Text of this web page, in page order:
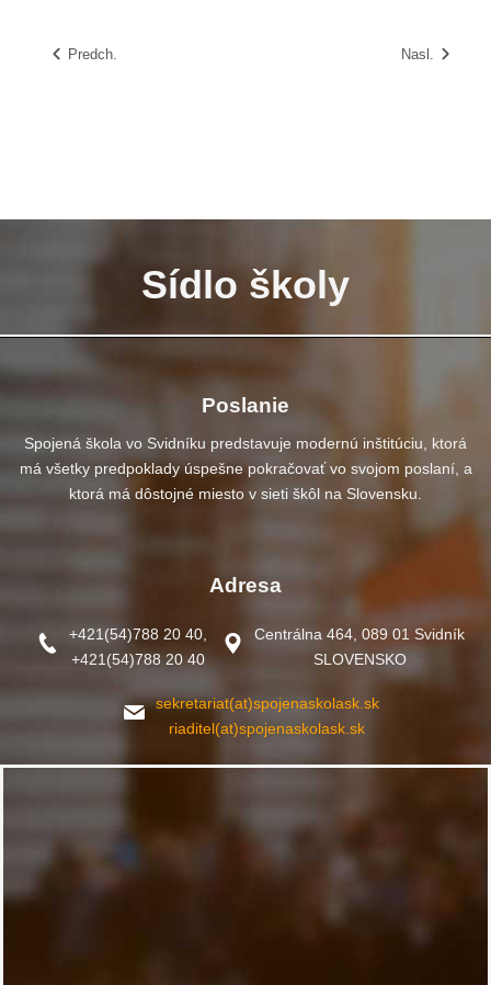
Predch. Nasl.
Sídlo školy
Poslanie
Spojená škola vo Svidníku predstavuje modernú inštitúciu, ktorá
má všetky predpoklady úspešne pokračovať vo svojom poslaní, a
ktorá má dôstojné miesto v sieti škôl na Slovensku.
Adresa
+421(54)788 20 40,
+421(54)788 20 40
Centrálna 464, 089 01 Svidník
SLOVENSKO
sekretariat(at)spojenaskolask.sk
riaditel(at)spojenaskolask.sk